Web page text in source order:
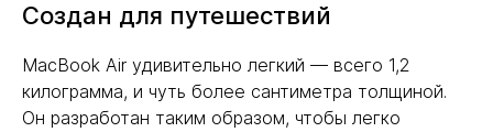
Создан для путешествий
MacBook Air удивительно легкий — всего 1,2
килограмма, и чуть более сантиметра толщиной.
Он разработан таким образом, чтобы легко